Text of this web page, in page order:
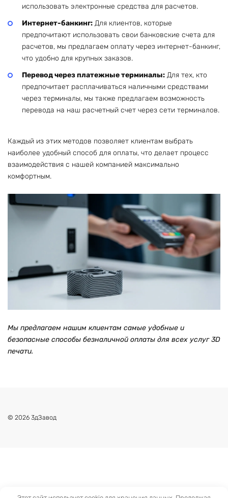
использовать электронные средства для расчетов.
Интернет-банкинг: Для клиентов, которые
предпочитают использовать свои банковские счета для
расчетов, мы предлагаем оплату через интернет-банкинг,
что удобно для крупных заказов.
Перевод через платежные терминалы: Для тех, кто
предпочитает расплачиваться наличными средствами
через терминалы, мы также предлагаем возможность
перевода на наш расчетный счет через сети терминалов.
Каждый из этих методов позволяет клиентам выбрать
наиболее удобный способ для оплаты, что делает процесс
взаимодействия с нашей компанией максимально
комфортным.
Мы предлагаем нашим клиентам самые удобные и
безопасные способы безналичной оплаты для всех услуг 3D
печати.
© 2026 3дЗавод